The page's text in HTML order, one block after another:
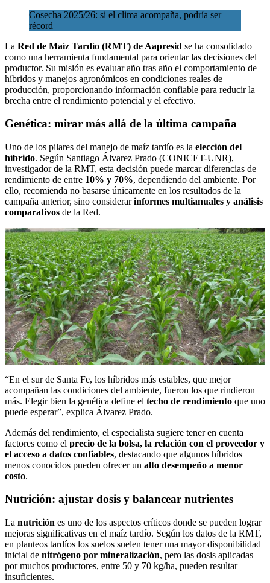
Cosecha 2025/26: si el clima acompaña, podría ser
récord
La Red de Maíz Tardío (RMT) de Aapresid se ha consolidado
como una herramienta fundamental para orientar las decisiones del
productor. Su misión es evaluar año tras año el comportamiento de
híbridos y manejos agronómicos en condiciones reales de
producción, proporcionando información confiable para reducir la
brecha entre el rendimiento potencial y el efectivo.
Genética: mirar más allá de la última campaña
Uno de los pilares del manejo de maíz tardío es la elección del
híbrido. Según Santiago Álvarez Prado (CONICET-UNR),
investigador de la RMT, esta decisión puede marcar diferencias de
rendimiento de entre 10% y 70%, dependiendo del ambiente. Por
ello, recomienda no basarse únicamente en los resultados de la
campaña anterior, sino considerarinformes multianuales y análisis
comparativos de la Red.
“En el sur de Santa Fe, los híbridos más estables, que mejor
acompañan las condiciones del ambiente, fueron los que rindieron
más. Elegir bien la genética define el techo de rendimiento que uno
puede esperar”, explica Álvarez Prado.
Además del rendimiento, el especialista sugiere tener en cuenta
factores como el precio de la bolsa, la relación con el proveedor y
el acceso a datos confiables, destacando que algunos híbridos
menos conocidos pueden ofrecer un alto desempeño a menor
costo.
Nutrición: ajustar dosis y balancear nutrientes
La nutrición es uno de los aspectos críticos donde se pueden lograr
mejoras significativas en el maíz tardío. Según los datos de la RMT,
en planteos tardíos los suelos suelen tener una mayor disponibilidad
inicial de nitrógeno por mineralización, pero las dosis aplicadas
por muchos productores, entre 50 y 70 kg/ha, pueden resultar
insuficientes.